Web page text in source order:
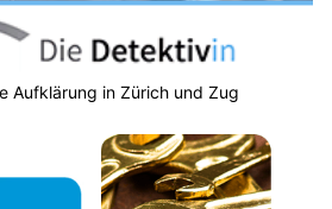
Aufklärung in Zürich und Zug